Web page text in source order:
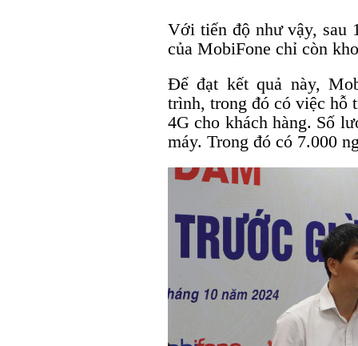
Với tiến độ như vậy, sau
của MobiFone chỉ còn
Để đạt kết quả này,
trình, trong đó có việc hỗ
4G cho khách hàng. Số
máy. Trong đó có 7.000